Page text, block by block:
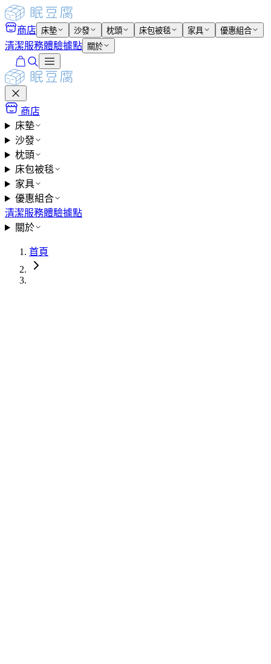
商店 床墊 沙發 枕頭 床包被毯 家具 優惠組合
清潔服務體驗據點 關於
商店
床墊
沙發
枕頭
床包被毯
家具
優惠組合
清潔服務體驗據點
關於
首頁